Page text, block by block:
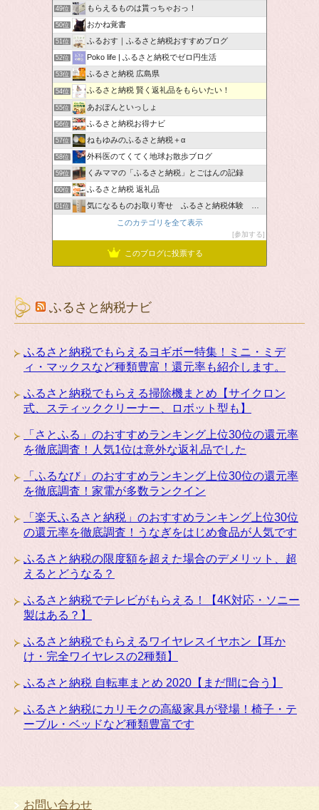
49位 もらえるものは貰っちゃおっ！
50位 おかね覚書
51位 ふるおす｜ふるさと納税おすすめブログ
52位 Poko life | ふるさと納税でゼロ円生活
53位 ふるさと納税 広島県
54位 ふるさと納税 賢く返礼品をもらいたい！
55位 あおぽんといっしょ
56位 ふるさと納税お得ナビ
57位 ねもゆみのふるさと納税＋α
58位 外科医のてくてく地球お散歩ブログ
59位 くみママの「ふるさと納税」とごはんの記録
60位 ふるさと納税 返礼品
61位
気になるものお取り寄せ ふるさと納税体験 ＆ お薦め情報
このカテゴリを全て表示
参加する
このブログに投票する
ふるさと納税ナビ
ふるさと納税でもらえるヨギボー特集！ミニ・ミデ
ィ・マックスなど種類豊富！還元率も紹介します。
ふるさと納税でもらえる掃除機まとめ【サイクロン
式、スティッククリーナー、ロボット型も】
「さとふる」のおすすめランキング上位30位の還元率
を徹底調査！人気1位は意外な返礼品でした
「ふるなび」のおすすめランキング上位30位の還元率
を徹底調査！家電が多数ランクイン
「楽天ふるさと納税」のおすすめランキング上位30位
の還元率を徹底調査！うなぎをはじめ食品が人気です
ふるさと納税の限度額を超えた場合のデメリット、超
えるとどうなる？
ふるさと納税でテレビがもらえる！【4K対応・ソニー
製はある？】
ふるさと納税でもらえるワイヤレスイヤホン【耳か
け・完全ワイヤレスの2種類】
ふるさと納税 自転車まとめ 2020【まだ間に合う】
ふるさと納税にカリモクの高級家具が登場！椅子・テ
ーブル・ベッドなど種類豊富です
お問い合わせ